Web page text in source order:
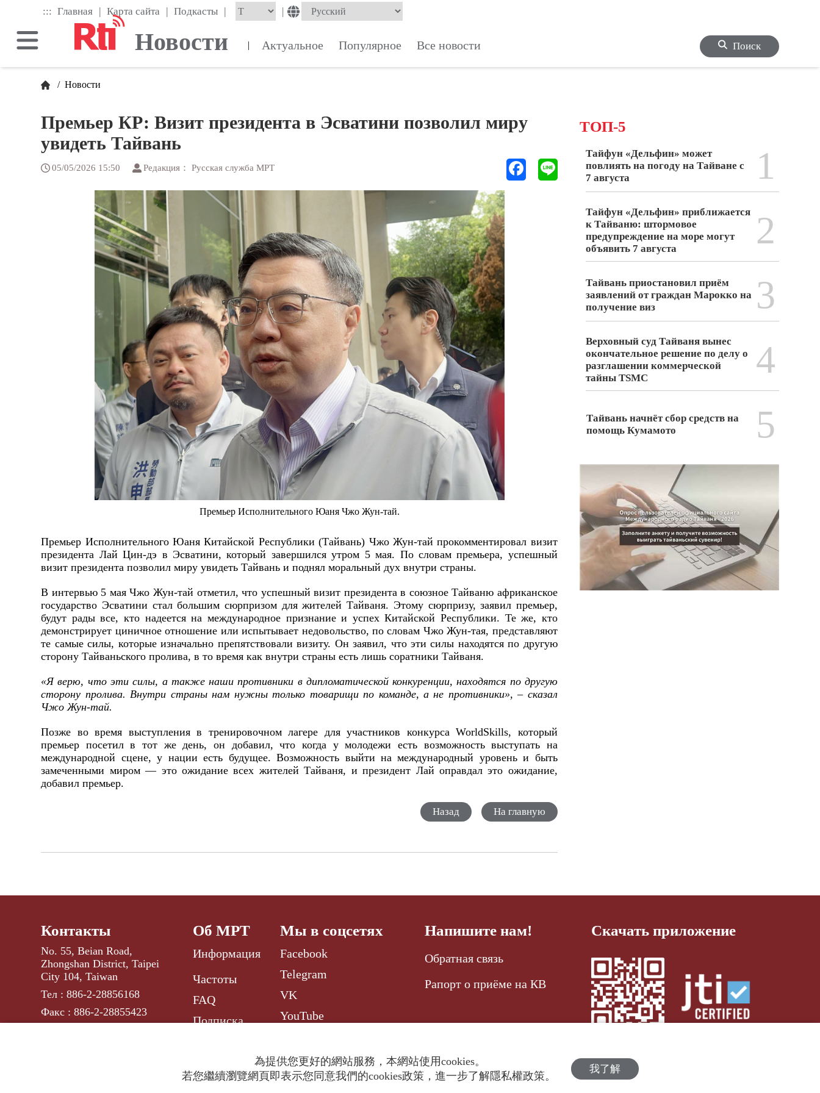
main
content
::: Главная | Карта сайта | Подкасты | |
Новости | Актуальное Популярное Все новости Поиск
/ Новости
Премьер КР: Визит президента в Эсватини позволил миру
увидеть Тайвань
05/05/2026 15:50 Редакция： Русская служба МРТ
Премьер Исполнительного Юаня Чжо Жун-тай.
Премьер Исполнительного Юаня Китайской Республики (Тайвань) Чжо Жун-тай прокомментировал визит
президента Лай Цин-дэ в Эсватини, который завершился утром 5 мая. По словам премьера, успешный
визит президента позволил миру увидеть Тайвань и поднял моральный дух внутри страны.
В интервью 5 мая Чжо Жун-тай отметил, что успешный визит президента в союзное Тайваню африканское
государство Эсватини стал большим сюрпризом для жителей Тайваня. Этому сюрпризу, заявил премьер,
будут рады все, кто надеется на международное признание и успех Китайской Республики. Те же, кто
демонстрирует циничное отношение или испытывает недовольство, по словам Чжо Жун-тая, представляют
те самые силы, которые изначально препятствовали визиту. Он заявил, что эти силы находятся по другую
сторону Тайваньского пролива, в то время как внутри страны есть лишь соратники Тайваня.
«Я верю, что эти силы, а также наши противники в дипломатической конкуренции, находятся по другую
сторону пролива. Внутри страны нам нужны только товарищи по команде, а не противники», – сказал
Чжо Жун-тай.
Позже во время выступления в тренировочном лагере для участников конкурса WorldSkills, который
премьер посетил в тот же день, он добавил, что когда у молодежи есть возможность выступать на
международной сцене, у нации есть будущее. Возможность выйти на международный уровень и быть
замеченными миром — это ожидание всех жителей Тайваня, и президент Лай оправдал это ожидание,
добавил премьер.
Назад На главную
ТОП-5
Тайфун «Дельфин» может
повлиять на погоду на Тайване с
7 августа
1
Тайфун «Дельфин» приближается
к Тайваню: штормовое
предупреждение на море могут
объявить 7 августа
2
Тайвань приостановил приём
заявлений от граждан Марокко на
получение виз
3
Верховный суд Тайваня вынес
окончательное решение по делу о
разглашении коммерческой
тайны TSMC
4
Тайвань начнёт сбор средств на
помощь Кумамото
5
Контакты
No. 55, Beian Road,
Zhongshan District, Taipei
City 104, Taiwan
Тел : 886-2-28856168
Факс : 886-2-28855423
Об МРТ
Информация
Частоты
FAQ
Подписка
Мы в соцсетях
Facebook
Telegram
VK
YouTube
Напишите нам!
Обратная связь
Рапорт о приёме на КВ
Скачать приложение
為提供您更好的網站服務，本網站使用cookies。
若您繼續瀏覽網頁即表示您同意我們的cookies政策，進一步了解隱私權政策。
我了解